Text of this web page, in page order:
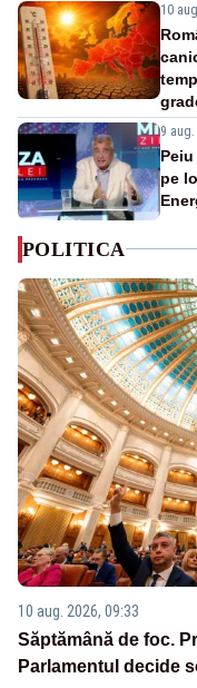
10
9 aug.
pe
POLITICA
10 aug. 2026, 09:33
Săptămână de foc.
Parlamentul decide